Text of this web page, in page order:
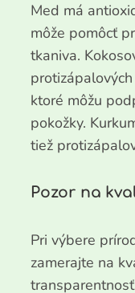
Med má
môže pomôcť
tkaniva.
ktoré môžu
pokožky.
tiež
Pozor na
Pri výbere
zamerajte na